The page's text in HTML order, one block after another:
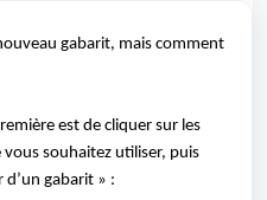
gabarit, mais comment
est de cliquer sur les
souhaitez utiliser, puis
d’un gabarit » :